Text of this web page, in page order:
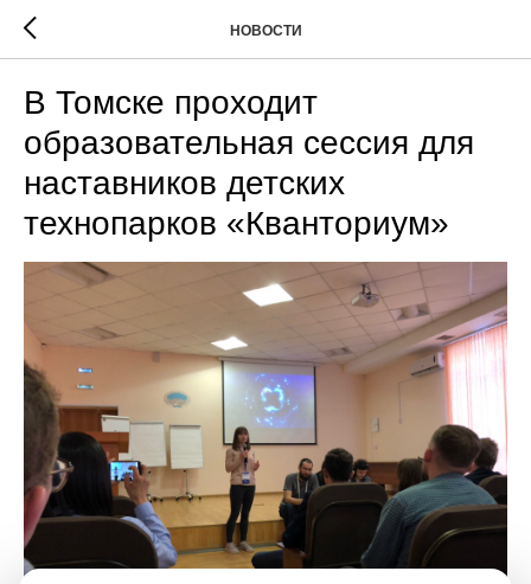
НОВОСТИ
В Томске проходит
образовательная сессия для
наставников детских
технопарков «Кванториум»